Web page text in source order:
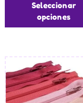
Seleccionar
opciones